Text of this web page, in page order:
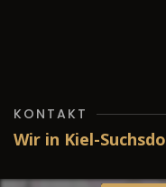
KONTAKT
Wir in Kiel-